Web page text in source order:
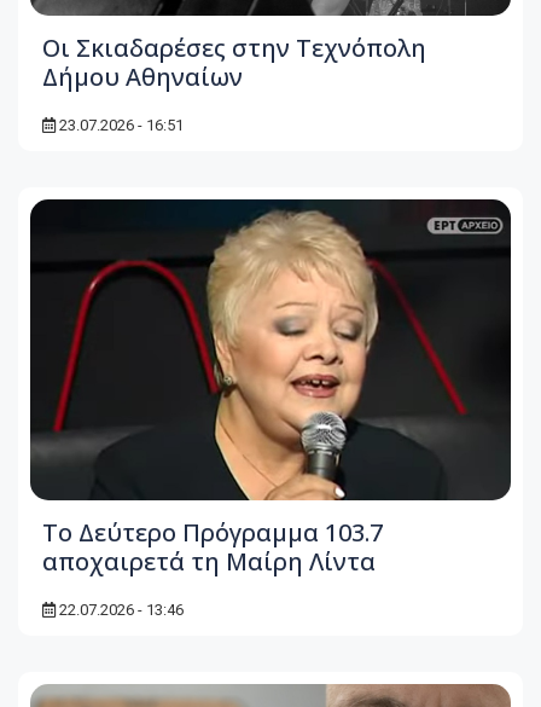
Οι Σκιαδαρέσες στην Τεχνόπολη
Δήμου Αθηναίων
23.07.2026 - 16:51
Το Δεύτερο Πρόγραμμα 103.7
αποχαιρετά τη Μαίρη Λίντα
22.07.2026 - 13:46